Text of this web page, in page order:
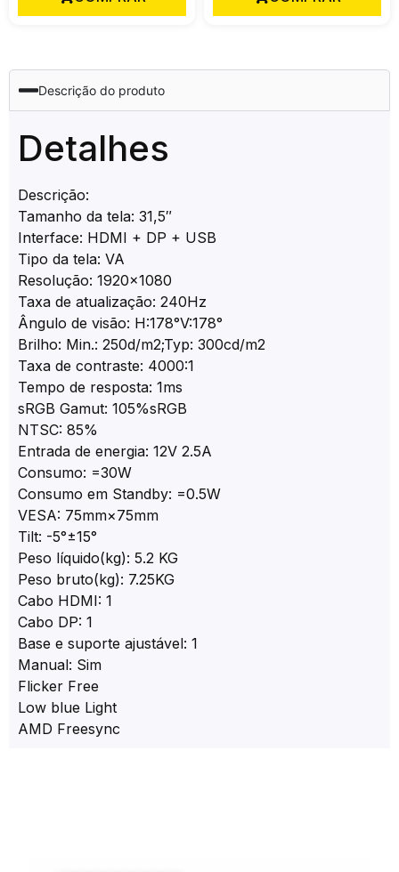
Descrição do produto
Detalhes
Descrição:
Tamanho da tela: 31,5″
Interface: HDMI + DP + USB
Tipo da tela: VA
Resolução: 1920×1080
Taxa de atualização: 240Hz
Ângulo de visão: H:178°V:178°
Brilho: Min.: 250d/m2;Typ: 300cd/m2
Taxa de contraste: 4000:1
Tempo de resposta: 1ms
sRGB Gamut: 105%sRGB
NTSC: 85%
Entrada de energia: 12V 2.5A
Consumo: =30W
Consumo em Standby: =0.5W
VESA: 75mm×75mm
Tilt: -5°±15°
Peso líquido(kg): 5.2 KG
Peso bruto(kg): 7.25KG
Cabo HDMI: 1
Cabo DP: 1
Base e suporte ajustável: 1
Manual: Sim
Flicker Free
Low blue Light
AMD Freesync